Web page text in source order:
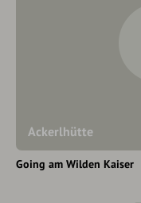
Ackerlhütte
Going am Wilden Kaiser